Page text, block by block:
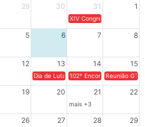
29 30 31 1
XIV Congresso Brasileiro
5 6 7 8
12 13 14 15
Dia de Luta em Defesa de Cuba e da
102º Encontro da
Reunião
19 20 21 22
mais +3
26 27 28 29